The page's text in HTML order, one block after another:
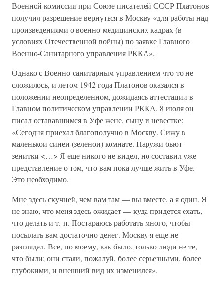
Военной комиссии при Союзе писателей СССР Платонов
получил разрешение вернуться в Москву «для работы над
произведениями о военно-медицинских кадрах (в
условиях Отечественной войны) по заявке Главного
Военно-Санитарного управления РККА».
Однако с Военно-санитарным управлением что-то не
сложилось, и летом 1942 года Платонов оказался в
положении неопределенном, дожидаясь аттестации в
Главном политическом управлении РККА. 8 июля он
писал остававшимся в Уфе жене, сыну и невестке:
«Сегодня приехал благополучно в Москву. Сижу в
маленькой синей (зеленой) комнате. Наружи бьют
зенитки <…> Я еще никого не видел, но составил уже
представление о том, что вам пока лучше жить в Уфе.
Это необходимо.
Мне здесь скучней, чем вам там — вы вместе, а я один. Я
не знаю, что меня здесь ожидает — куда придется ехать,
что делать и т. п. Постараюсь работать много, чтобы
посылать вам достаточно денег. Москву я еще не
разглядел. Все, по-моему, как было, только люди не те,
что были; они стали, пожалуй, более серьезными, более
глубокими, и внешний вид их изменился».